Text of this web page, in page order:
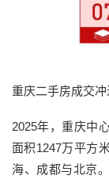
重庆二手房成交
2025年，重庆中
面积1247万平方
海、成都与北京